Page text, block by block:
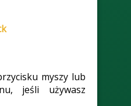
myszy lub
jeśli używasz